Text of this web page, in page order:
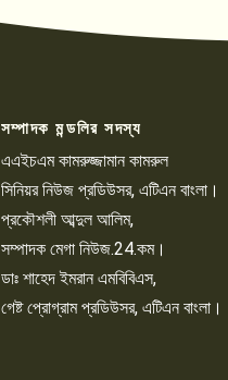
সম্পাদক মন্ডলির সদস্য
এএইচএম কামরুজ্জামান কামরুল
সিনিয়র নিউজ প্রডিউসর, এটিএন বাংলা।
প্রকৌশলী আব্দুল আলিম,
সম্পাদক মেগা নিউজ.24.কম।
ডাঃ শাহেদ ইমরান এমবিবিএস,
গেষ্ট প্রোগ্রাম প্রডিউসর, এটিএন বাংলা।